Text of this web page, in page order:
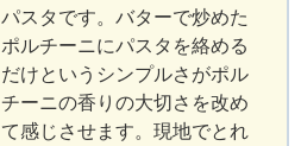
パスタです。バターで炒めた
ポルチーニにパスタを絡める
だけというシンプルさがポル
チーニの香りの大切さを改め
て感じさせます。現地でとれ